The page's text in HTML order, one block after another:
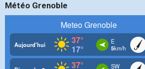
Météo Grenoble